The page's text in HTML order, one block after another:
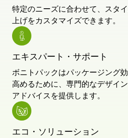
特定のニーズに合わせて、スタ
上げをカスタマイズできます。
エキスパート・サポート
ボニトパックはパッケージング
高めるために、専門的なデザイ
アドバイスを提供します。
エコ・ソリューション